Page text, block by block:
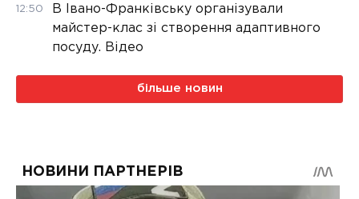
12:50
В Івано-Франківську організували
майстер-клас зі створення адаптивного
посуду. Відео
більше новин